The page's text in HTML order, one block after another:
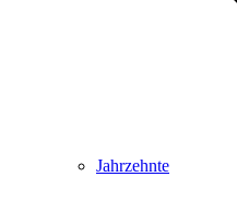
Jahrzehnte